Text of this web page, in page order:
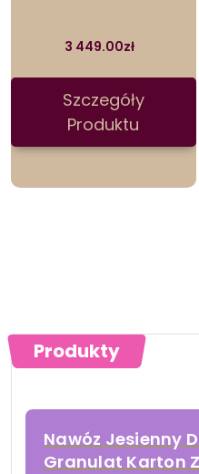
3 449.00zł
Szczegóły
Produktu
Produkty
Nawóz Jesienny
Granulat Karton